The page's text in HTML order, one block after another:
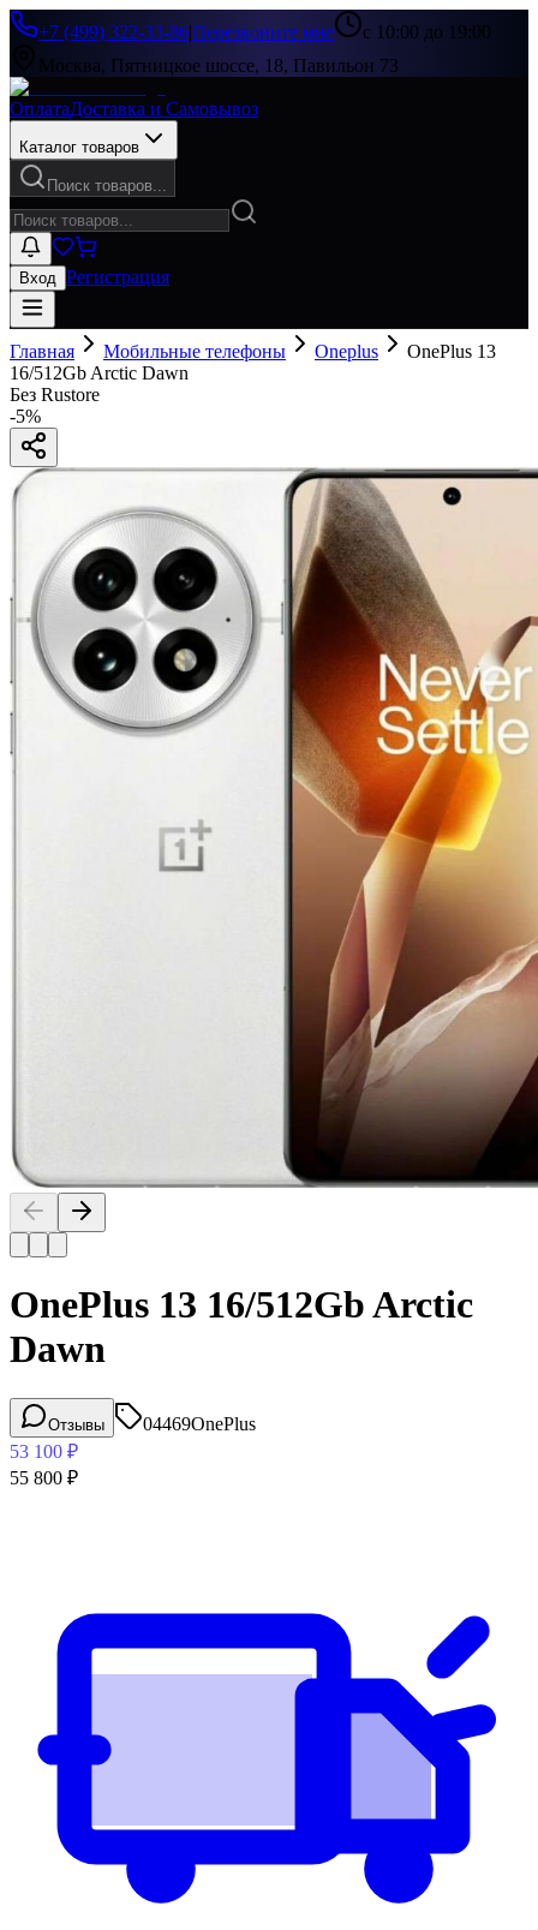
+7 (499) 322-33-86|Перезвоните мне
с 10:00 до 19:00
Москва, Пятницкое шоссе, 18, Павильон 73
ОплатаДоставка и Самовывоз
Каталог товаров
Поиск товаров...
Вход Регистрация
Главная Мобильные телефоны Oneplus
OnePlus 13
16/512Gb Arctic Dawn
Без Rustore
-5%
OnePlus 13 16/512Gb Arctic
Dawn
Отзывы 04469OnePlus
53 100 ₽
55 800 ₽